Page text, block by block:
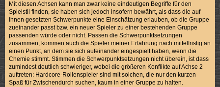
Mit diesen Achsen kann man zwar keine eindeutigen Begriffe für den
Spielstil finden, sie haben sich jedoch insofern bewährt, als dass die auf
ihnen gesetzten Schwerpunkte eine Einschätzung erlauben, ob die Gruppe
zueinander passt bzw. ein neuer Spieler zu einer bestehenden Gruppe
passenden würde oder nicht. Passen die Schwerpunktsetzungen
zusammen, kommen auch die Spieler meiner Erfahrung nach mittelfristig an
einen Punkt, an dem sie sich aufeinander eingespielt haben, wenn die
Chemie stimmt. Stimmen die Schwerpunktsetzungen nicht überein, ist dass
zumindest deutlich schwieriger, wobei die größeren Konflikte auf Achse 2
auftreten: Hardcore-Rollenspieler sind mit solchen, die nur den kurzen
Spaß für Zwischendurch suchen, kaum in einer Gruppe zu halten.